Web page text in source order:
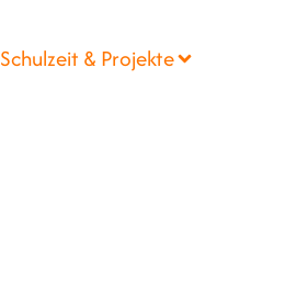
Schulzeit & Projekte